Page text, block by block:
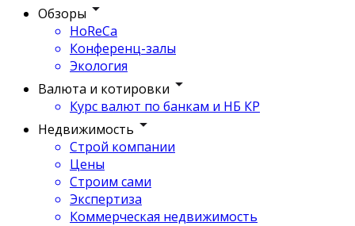
Обзоры
HoReCa
Конференц-залы
Экология
Валюта и котировки
Курс валют по банкам и НБ КР
Недвижимость
Строй компании
Цены
Строим сами
Экспертиза
Коммерческая недвижимость